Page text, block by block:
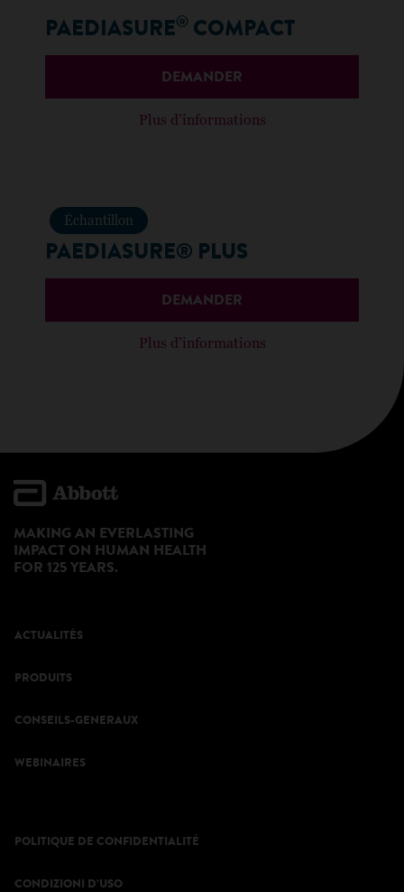
PAEDIASURE® COMPACT
DEMANDER
Plus d’informations
Échantillon
PAEDIASURE® PLUS
DEMANDER
Plus d’informations
MAKING AN EVERLASTING
IMPACT ON HUMAN HEALTH
FOR 125 YEARS.
ACTUALITÉS
PRODUITS
CONSEILS-GENERAUX
WEBINAIRES
POLITIQUE DE CONFIDENTIALITÉ
CONDIZIONI D’USO